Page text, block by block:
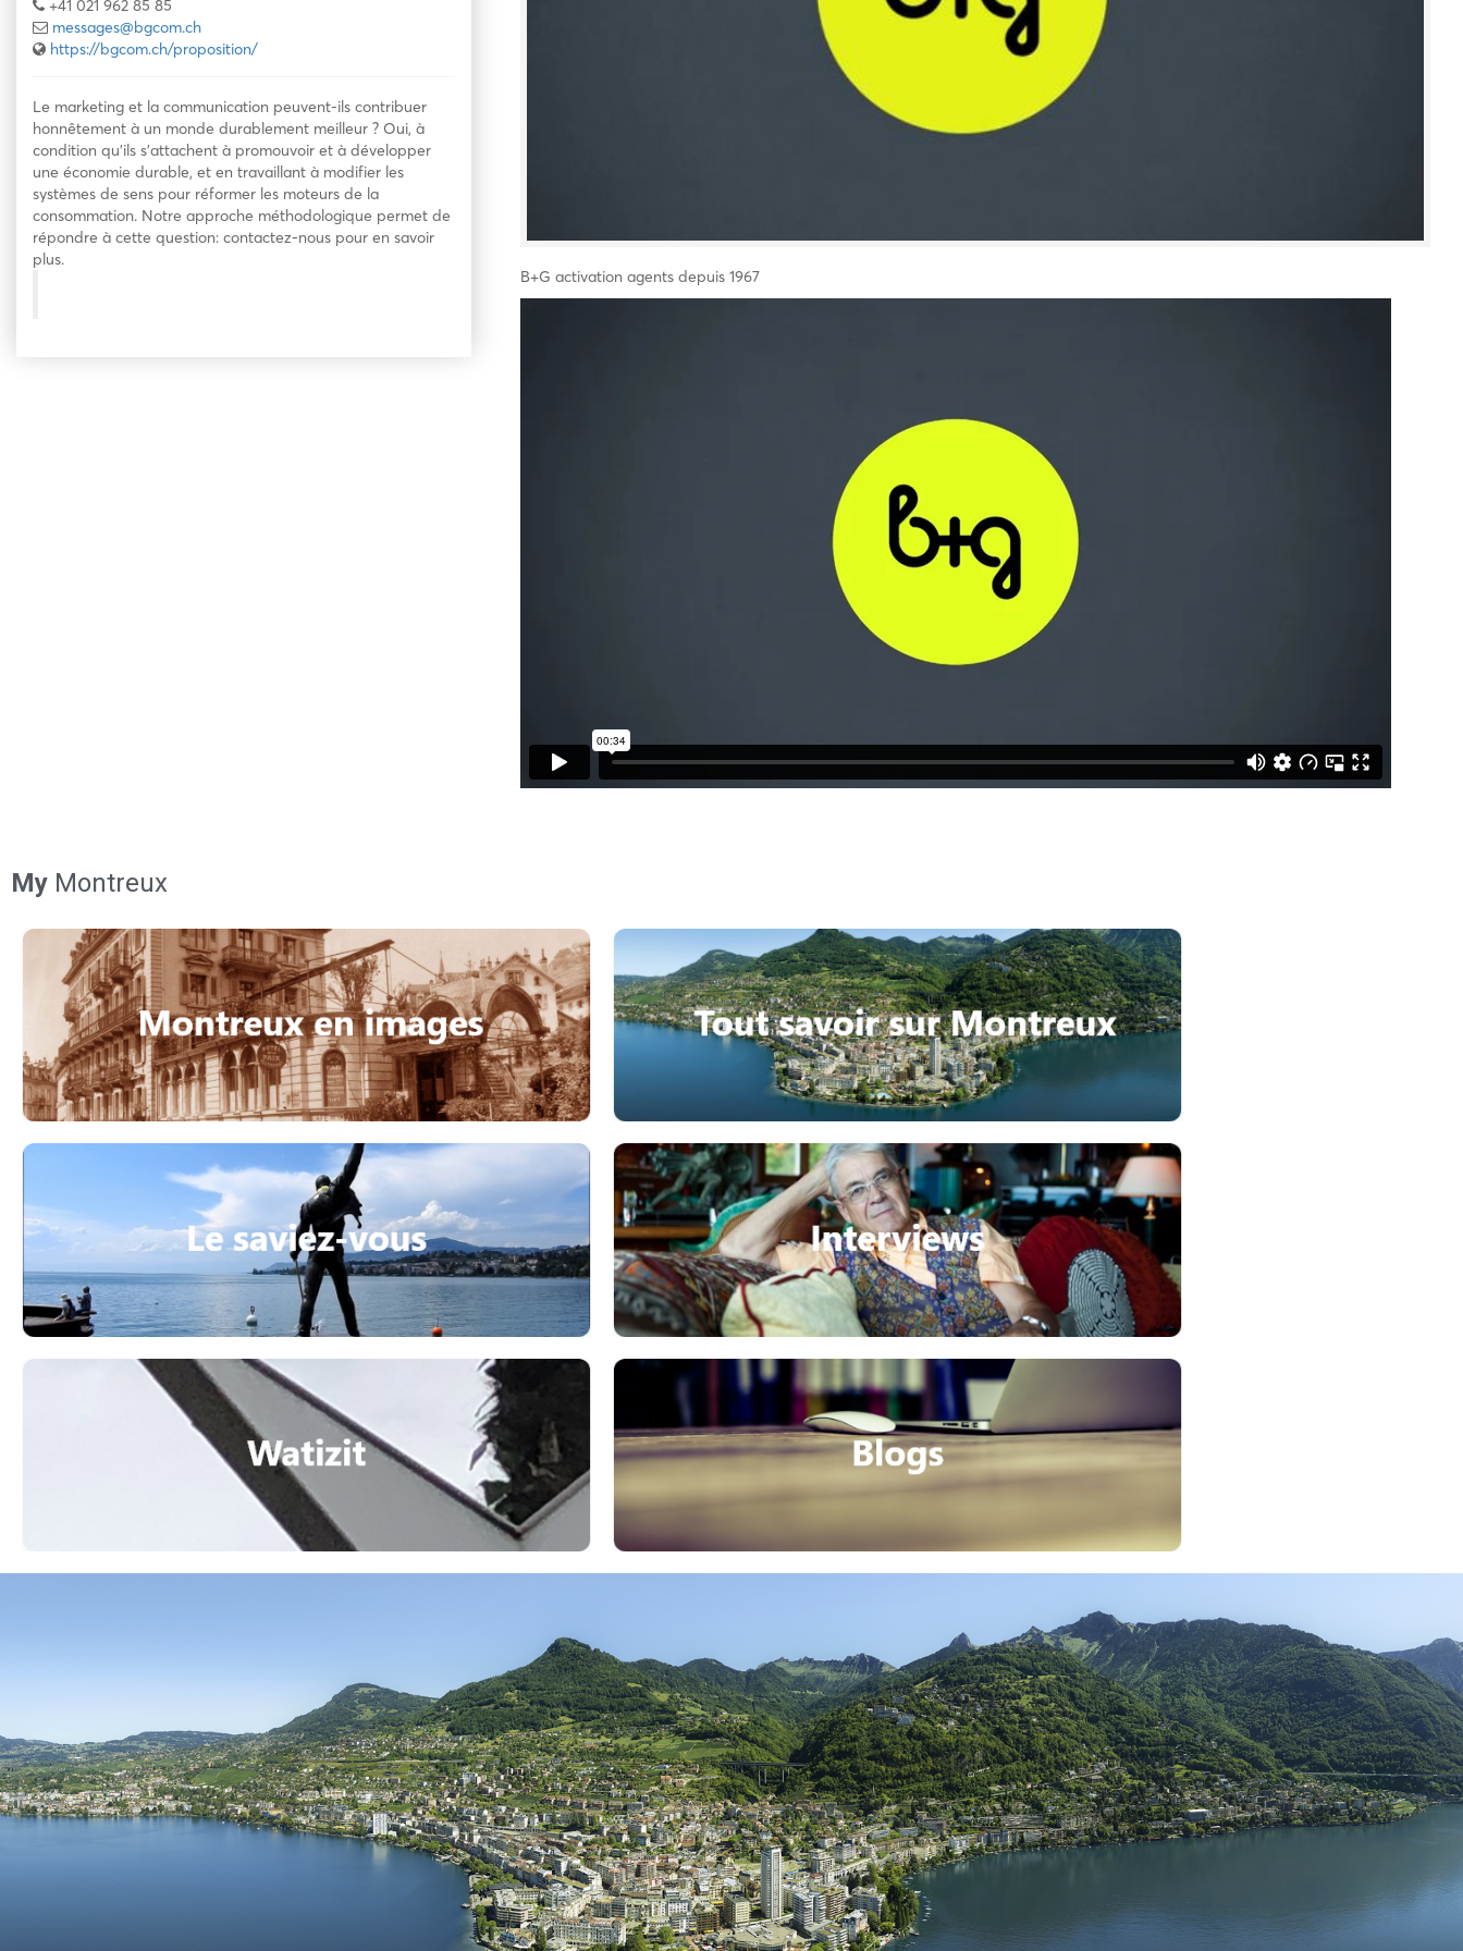
+41 021 962 85 85
messages@bgcom.ch
https://bgcom.ch/proposition/
Le marketing et la communication peuvent-ils contribuer
honnêtement à un monde durablement meilleur ? Oui, à
condition qu’ils s’attachent à promouvoir et à développer
une économie durable, et en travaillant à modifier les
systèmes de sens pour réformer les moteurs de la
consommation. Notre approche méthodologique permet de
répondre à cette question: contactez-nous pour en savoir
plus.
B+G activation agents depuis 1967
My Montreux